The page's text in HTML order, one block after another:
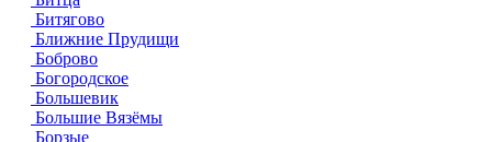
Битягово
Ближние Прудищи
Боброво
Богородское
Большевик
Большие Вязёмы
Борзые